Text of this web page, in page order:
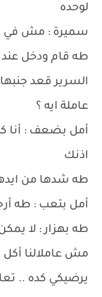
لوحده
سميرة : مش في
طه قام ودخل عند
السرير قعد
عاملة ايه ؟
أمل بضعف : أنا
اذنك
طه شدها من
أمل بتعب : طه
طه بهزار : لا
مش عاملالنا أكل
يرضيكي كده ..